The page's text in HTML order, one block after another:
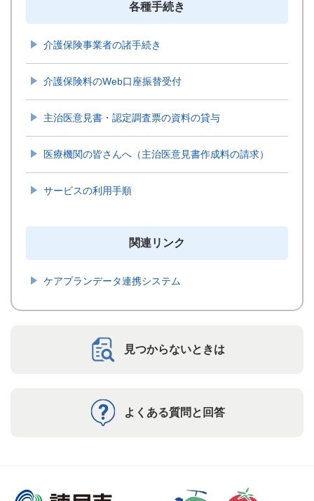
各種手続き
介護保険事業者の諸手続き
介護保険料のWeb口座振替受付
主治医意見書・認定調査票の資料の貸与
医療機関の皆さんへ（主治医意見書作成料の請求）
サービスの利用手順
関連リンク
ケアプランデータ連携システム
見つからないときは
よくある質問と回答